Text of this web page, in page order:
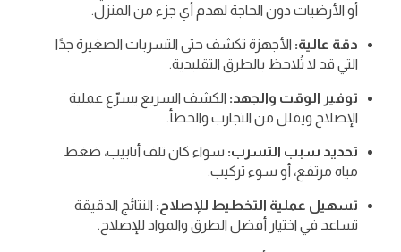
أو الأرضيات دون الحاجة لهدم أي جزء من المنزل.
دقة عالية: الأجهزة تكشف حتى التسربات الصغيرة جدًا
التي قد لا تُلاحظ بالطرق التقليدية.
توفير الوقت والجهد: الكشف السريع يسرّع عملية
الإصلاح ويقلل من التجارب والخطأ.
تحديد سبب التسرب: سواء كان تلف أنابيب، ضغط
مياه مرتفع، أو سوء تركيب.
تسهيل عملية التخطيط للإصلاح: النتائج الدقيقة
تساعد في اختيار أفضل الطرق والمواد للإصلاح.